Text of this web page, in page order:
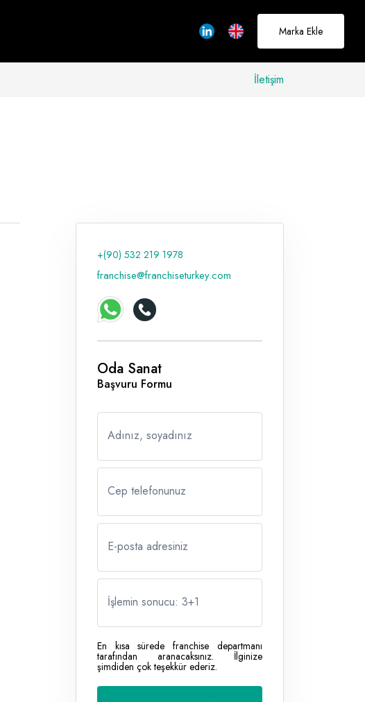
buradayız
Hakkımızda
Marka Ekle
İletişim
+(90) 532 219 1978
franchise@franchiseturkey.com
Oda Sanat
Başvuru Formu
Adınız, soyadınız
Cep telefonunuz
E-posta adresiniz
İşlemin sonucu: 3+1
En kısa sürede franchise departmanı
tarafından aranacaksınız. İlginize
şimdiden çok teşekkür ederiz.